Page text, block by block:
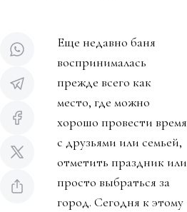
Еще недавно баня
воспринималась
прежде всего как
место, где можно
хорошо провести время
с друзьями или семьей,
отметить праздник или
просто выбраться за
город. Сегодня к этому